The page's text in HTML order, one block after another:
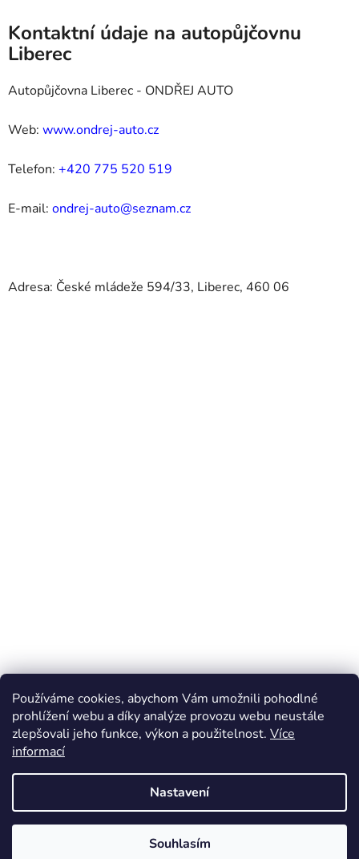
Používáme cookies, abychom Vám umožnili pohodlné
prohlížení webu a díky analýze provozu webu neustále
zlepšovali jeho funkce, výkon a použitelnost. Více
informací
Nastavení
Souhlasím
Kontaktní údaje na autopůjčovnu
Liberec
Autopůjčovna Liberec - ONDŘEJ AUTO
Web: www.ondrej-auto.cz
Telefon: +420 775 520 519
E-mail: ondrej-auto@seznam.cz
Adresa: České mládeže 594/33, Liberec, 460 06
Online marketing zajišťuje společnost X-VISION
Sitemap
Vytvořil Shoptet